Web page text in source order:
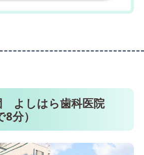
よしはら歯科医院
8分）